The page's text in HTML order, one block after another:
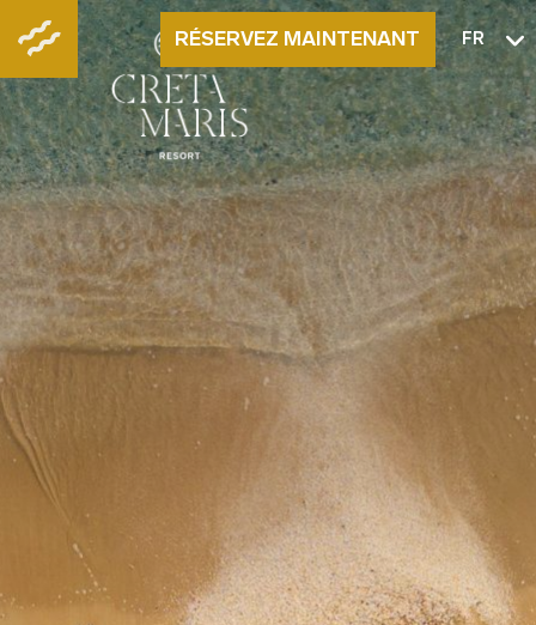
RÉSERVEZ MAINTENANT FR